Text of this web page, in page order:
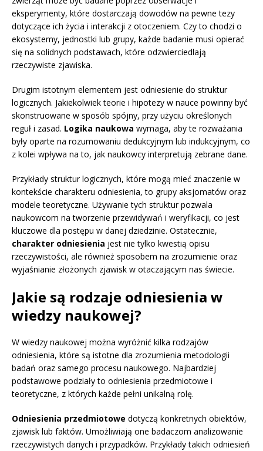
eksperymenty, które dostarczają dowodów na pewne tezy
dotyczące ich życia i interakcji z otoczeniem. Czy to chodzi o
ekosystemy, jednostki lub grupy, każde badanie musi opierać
się na solidnych podstawach, które odzwierciedlają
rzeczywiste zjawiska.
Drugim istotnym elementem jest odniesienie do struktur
logicznych. Jakiekolwiek teorie i hipotezy w nauce powinny być
skonstruowane w sposób spójny, przy użyciu określonych
reguł i zasad. Logika naukowa wymaga, aby te rozważania
były oparte na rozumowaniu dedukcyjnym lub indukcyjnym, co
z kolei wpływa na to, jak naukowcy interpretują zebrane dane.
Przykłady struktur logicznych, które mogą mieć znaczenie w
kontekście charakteru odniesienia, to grupy aksjomatów oraz
modele teoretyczne. Używanie tych struktur pozwala
naukowcom na tworzenie przewidywań i weryfikacji, co jest
kluczowe dla postępu w danej dziedzinie. Ostatecznie,
charakter odniesienia jest nie tylko kwestią opisu
rzeczywistości, ale również sposobem na zrozumienie oraz
wyjaśnianie złożonych zjawisk w otaczającym nas świecie.
Jakie są rodzaje odniesienia w
wiedzy naukowej?
W wiedzy naukowej można wyróżnić kilka rodzajów
odniesienia, które są istotne dla zrozumienia metodologii
badań oraz samego procesu naukowego. Najbardziej
podstawowe podziały to odniesienia przedmiotowe i
teoretyczne, z których każde pełni unikalną rolę.
Odniesienia przedmiotowe dotyczą konkretnych obiektów,
zjawisk lub faktów. Umożliwiają one badaczom analizowanie
rzeczywistych danych i przypadków. Przykłady takich odniesień